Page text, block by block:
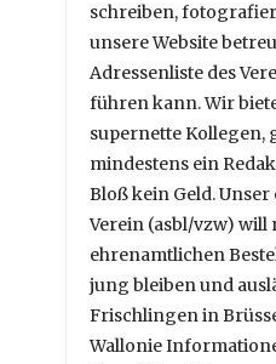
schreiben,
unsere Website
Adressenliste des
führen kann. Wir
supernette Kollegen,
mindestens ein
Bloß kein Geld.
Verein (asbl/vzw) will
ehrenamtlichen
jung bleiben und
Frischlingen in
Wallonie